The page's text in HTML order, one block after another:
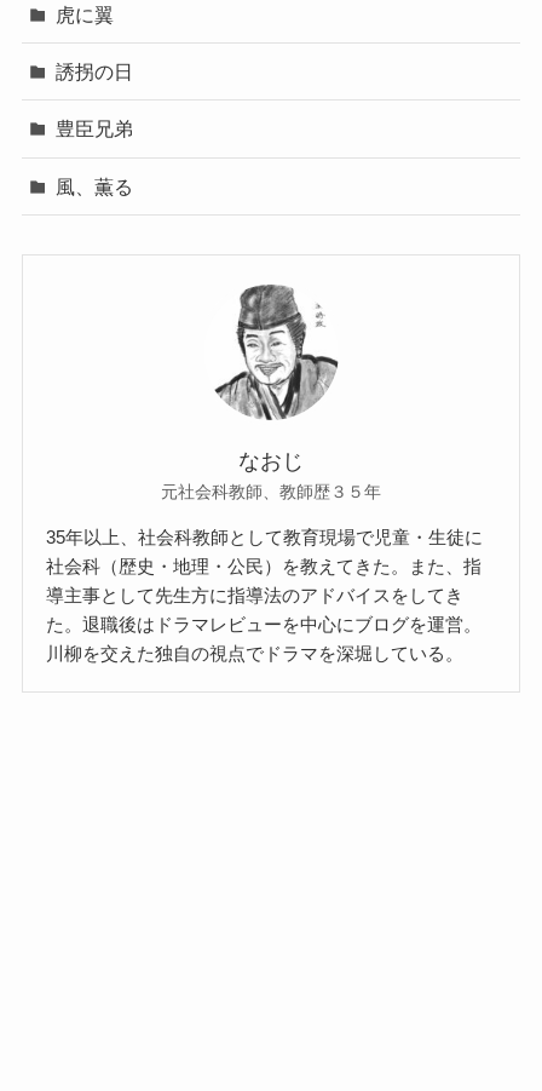
虎に翼
誘拐の日
豊臣兄弟
風、薫る
なおじ
元社会科教師、教師歴３５年
35年以上、社会科教師として教育現場で児童・生徒に
社会科（歴史・地理・公民）を教えてきた。また、指
導主事として先生方に指導法のアドバイスをしてき
た。退職後はドラマレビューを中心にブログを運営。
川柳を交えた独自の視点でドラマを深堀している。